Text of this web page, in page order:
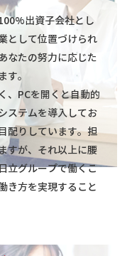
出資子会社とし
として位置づけられ
なたの努力に応じた
。
、PCを開くと自動的
ステムを導入してお
配りしています。担
すが、それ以上に腰
立グループで働くこ
き方を実現すること